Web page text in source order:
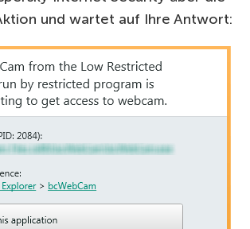
und wartet auf Ihre Antwort: